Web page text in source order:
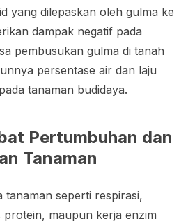
yang dilepaskan oleh gulma ke
dampak negatif pada
pembusukan gulma di tanah
persentase air dan laju
tanaman budidaya.
Pertumbuhan dan
Tanaman
tanaman seperti respirasi,
protein, maupun kerja enzim